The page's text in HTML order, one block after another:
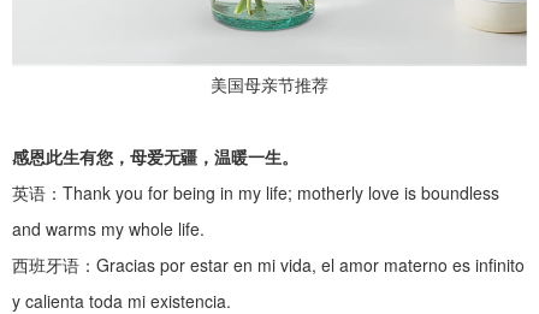
美国母亲节推荐
感恩此生有您，母爱无疆，温暖一生。
英语： Thank you for being in my life; motherly love is boundless
and warms my whole life.
西班牙语： Gracias por estar en mi vida, el amor materno es infinito
y calienta toda mi existencia.